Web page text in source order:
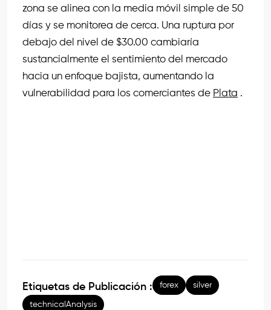
zona se alinea con la media móvil simple de 50
días y se monitorea de cerca. Una ruptura por
debajo del nivel de $30.00 cambiaría
sustancialmente el sentimiento del mercado
hacia un enfoque bajista, aumentando la
vulnerabilidad para los comerciantes de Plata .
Etiquetas de Publicación : forex silver
technicalAnalysis